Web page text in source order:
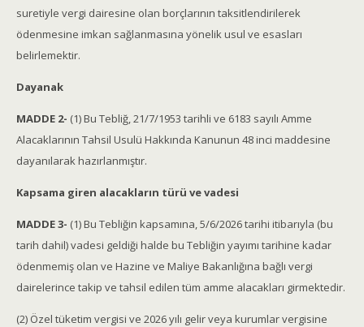
suretiyle vergi dairesine olan borçlarının taksitlendirilerek
ödenmesine imkan sağlanmasına yönelik usul ve esasları
belirlemektir.
Dayanak
MADDE 2- (1) Bu Tebliğ, 21/7/1953 tarihli ve 6183 sayılı Amme
Alacaklarının Tahsil Usulü Hakkında Kanunun 48 inci maddesine
dayanılarak hazırlanmıştır.
Kapsama giren alacakların türü ve vadesi
MADDE 3- (1) Bu Tebliğin kapsamına, 5/6/2026 tarihi itibarıyla (bu
tarih dahil) vadesi geldiği halde bu Tebliğin yayımı tarihine kadar
ödenmemiş olan ve Hazine ve Maliye Bakanlığına bağlı vergi
dairelerince takip ve tahsil edilen tüm amme alacakları girmektedir.
(2) Özel tüketim vergisi ve 2026 yılı gelir veya kurumlar vergisine